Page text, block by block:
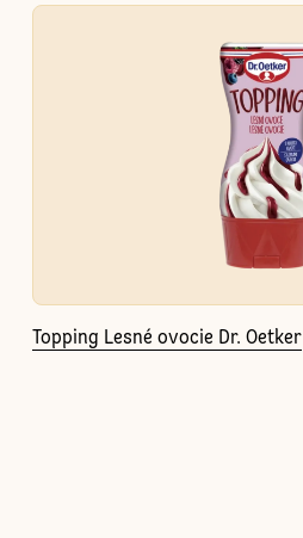
Topping Lesné ovocie Dr. Oetker